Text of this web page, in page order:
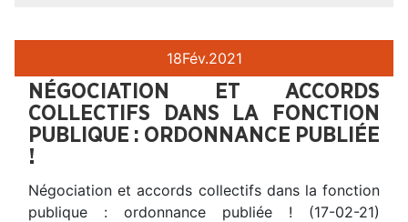
18Fév.2021
NÉGOCIATION ET ACCORDS
COLLECTIFS DANS LA FONCTION
PUBLIQUE : ORDONNANCE PUBLIÉE
!
Négociation et accords collectifs dans la fonction
publique : ordonnance publiée ! (17-02-21)